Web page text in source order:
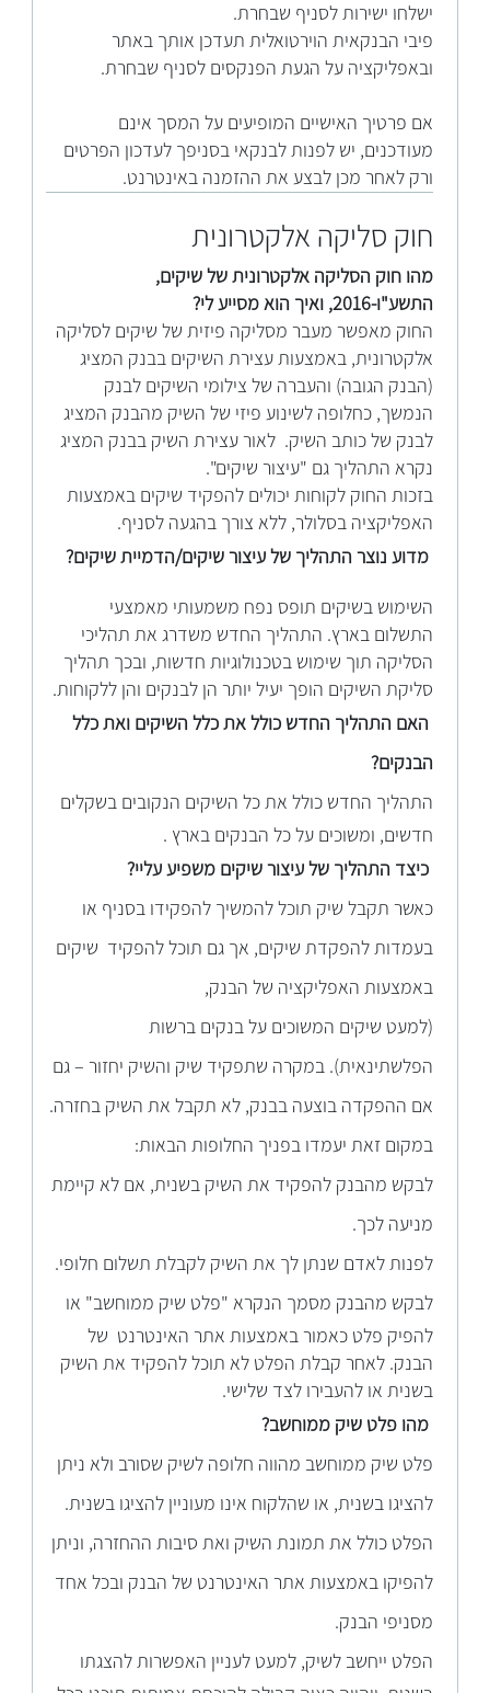
ישלחו ישירות לסניף שבחרת.
פיבי הבנקאית הוירטואלית תעדכן אותך באתר
ובאפליקציה על הגעת הפנקסים לסניף שבחרת.
אם פרטיך האישיים המופיעים על המסך אינם
מעודכנים, יש לפנות לבנקאי בסניפך לעדכון הפרטים
ורק לאחר מכן לבצע את ההזמנה באינטרנט.
חוק סליקה אלקטרונית
מהו חוק הסליקה אלקטרונית של שיקים,
התשע"ו-2016, ואיך הוא מסייע לי?
החוק מאפשר מעבר מסליקה פיזית של שיקים לסליקה
אלקטרונית, באמצעות עצירת השיקים בבנק המציג
(הבנק הגובה) והעברה של צילומי השיקים לבנק
הנמשך, כחלופה לשינוע פיזי של השיק מהבנק המציג
לבנק של כותב השיק. לאור עצירת השיק בבנק המציג
נקרא התהליך גם "עיצור שיקים".
בזכות החוק לקוחות יכולים להפקיד שיקים באמצעות
האפליקציה בסלולר, ללא צורך בהגעה לסניף.
מדוע נוצר התהליך שלעיצורשיקים/הדמיית שיקים?
השימוש בשיקים תופס נפח משמעותי מאמצעי
התשלום בארץ. התהליך החדש משדרג את תהליכי
הסליקה תוך שימוש בטכנולוגיות חדשות, ובכך תהליך
סליקת השיקים הופך יעיל יותר הן לבנקים והן ללקוחות.
האם התהליך החדש כולל את כלל השיקים ואת כלל
הבנקים?
התהליך החדש כולל את כל השיקים הנקובים בשקלים
חדשים, ומשוכים על כל הבנקים בארץ .
כיצד התהליך של עיצור שיקים משפיע עליי?
כאשר תקבל שיק תוכל להמשיך להפקידו בסניף או
בעמדות להפקדת שיקים, אך גם תוכל להפקיד שיקים
באמצעות האפליקציה של הבנק,
(למעט שיקים המשוכים על בנקים ברשות
הפלשתינאית). במקרה שתפקיד שיק והשיק יחזור – גם
אם ההפקדה בוצעה בבנק, לא תקבל את השיק בחזרה.
במקום זאת יעמדו בפניך החלופות הבאות:
לבקש מהבנק להפקיד את השיק בשנית, אם לא קיימת
מניעה לכך.
לפנות לאדם שנתן לך את השיק לקבלת תשלום חלופי.
לבקש מהבנק מסמך הנקרא "פלט שיק ממוחשב" או
להפיק פלט כאמור באמצעות אתר האינטרנט של
הבנק. לאחר קבלת הפלט לא תוכל להפקיד את השיק
בשנית או להעבירו לצד שלישי.
מהו פלט שיק ממוחשב?
פלט שיק ממוחשב מהווה חלופה לשיק שסורב ולא ניתן
להציגו בשנית, או שהלקוח אינו מעוניין להציגו בשנית.
הפלט כולל את תמונת השיק ואת סיבות ההחזרה, וניתן
להפיקו באמצעות אתר האינטרנט של הבנק ובכל אחד
מסניפי הבנק.
הפלט ייחשב לשיק, למעט לעניין האפשרות להצגתו